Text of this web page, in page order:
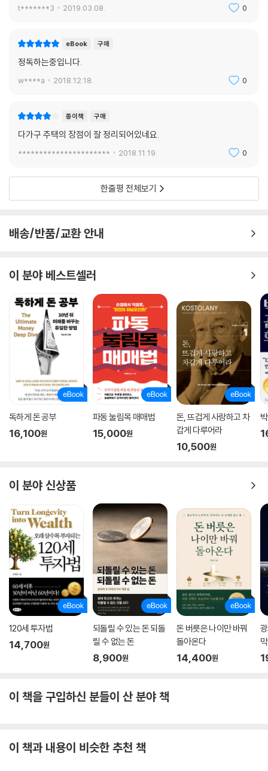
t*******3 2019.03.08. 0
eBook 구매
정독하는중입니다.
w****a 2018.12.18. 0
종이책 구매
다가구 주택의 장점이 잘 정리되어있네요.
********************** 2018.11.19. 0
한줄평 전체보기
배송/반품/교환 안내
이 분야 베스트셀러
독하게 돈 공부
16,100원
파동 눌림목 매매법
15,000원
돈, 뜨겁게 사랑하고 차
갑게 다루어라
10,500원
이 분야 신상품
120세 투자법
14,700원
되돌릴 수 있는 돈 되돌
릴 수 없는 돈
8,900원
돈 버릇은 나이만 바꿔
돌아온다
14,400원
이 책을 구입하신 분들이 산 분야 책
이 책과 내용이 비슷한 추천 책